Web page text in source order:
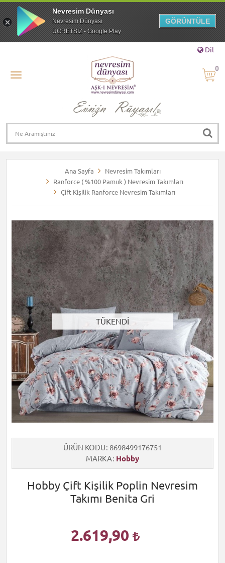
Dil
0
Ana Sayfa
Nevresim Takımları
Ranforce ( %100 Pamuk ) Nevresim Takımları
Çift Kişilik Ranforce Nevresim Takımları
TÜKENDİ
ÜRÜN KODU 8698499176751
MARKA Hobby
Hobby Çift Kişilik Poplin Nevresim
Takımı Benita Gri
2.619,90
Nevresim Dünyası
Nevresim Dünyası
ÜCRETSİZ - Google Play
GÖRÜNTÜLE